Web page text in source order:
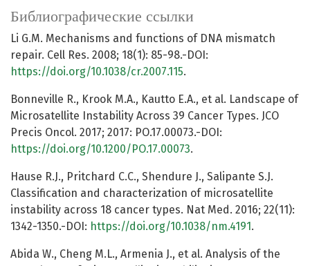
Библиографические ссылки
Li G.M. Mechanisms and functions of DNA mismatch
repair. Cell Res. 2008; 18(1): 85-98.-DOI:
https://doi.org/10.1038/cr.2007.115.
Bonneville R., Krook M.A., Kautto E.A., et al. Landscape of
Microsatellite Instability Across 39 Cancer Types. JCO
Precis Oncol. 2017; 2017: PO.17.00073.-DOI:
https://doi.org/10.1200/PO.17.00073.
Hause R.J., Pritchard C.C., Shendure J., Salipante S.J.
Classification and characterization of microsatellite
instability across 18 cancer types. Nat Med. 2016; 22(11):
1342-1350.-DOI: https://doi.org/10.1038/nm.4191 .
Abida W., Cheng M.L., Armenia J., et al. Analysis of the